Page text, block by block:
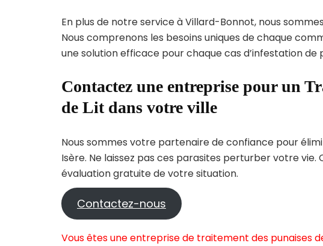
En plus de notre service à Villard-Bonnot, nous
Nous comprenons les besoins uniques de chaque
une solution efficace pour chaque cas d’infestation de
Contactez une entreprise pour un
de Lit dans votre ville
Nous sommes votre partenaire de confiance pour
Isère. Ne laissez pas ces parasites perturber votre vie.
évaluation gratuite de votre situation.
Contactez-nous
Vous êtes une entreprise de traitement des punaises